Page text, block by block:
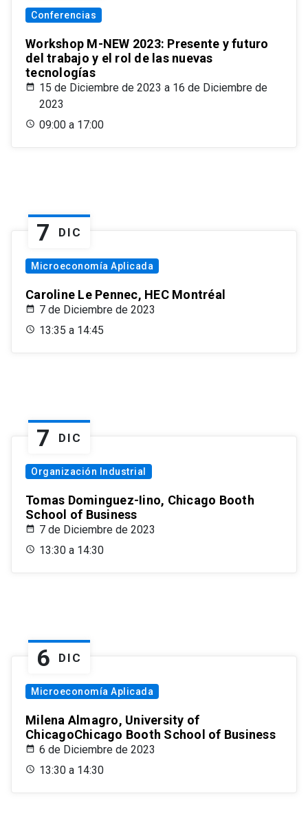
Conferencias
Workshop M-NEW 2023: Presente y futuro
del trabajo y el rol de las nuevas
tecnologías
15 de Diciembre de 2023 a 16 de Diciembre de
2023
09:00 a 17:00
7 DIC
Microeconomía Aplicada
Caroline Le Pennec, HEC Montréal
7 de Diciembre de 2023
13:35 a 14:45
7 DIC
Organización Industrial
Tomas Dominguez-Iino, Chicago Booth
School of Business
7 de Diciembre de 2023
13:30 a 14:30
6 DIC
Microeconomía Aplicada
Milena Almagro, University of
ChicagoChicago Booth School of Business
6 de Diciembre de 2023
13:30 a 14:30